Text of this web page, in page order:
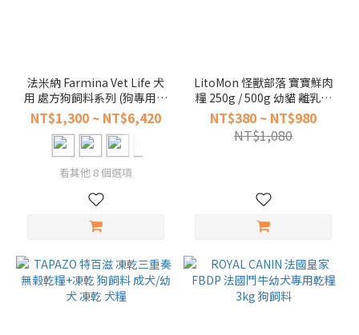
法米納 Farmina Vet Life 犬
用 處方狗飼料系列 (狗專用處
方 血糖 心血管 肝臟 關節 皮
膚 腎臟 低敏)
NT$1,300 ~ NT$6,420
看其他 8 個選項
LitoMon 怪獸部落 寶寶鮮肉
糧 250g / 500g 幼貓 離乳幼
貓 高含肉量 低溫慢烘
NT$380 ~ NT$980
NT$1,080